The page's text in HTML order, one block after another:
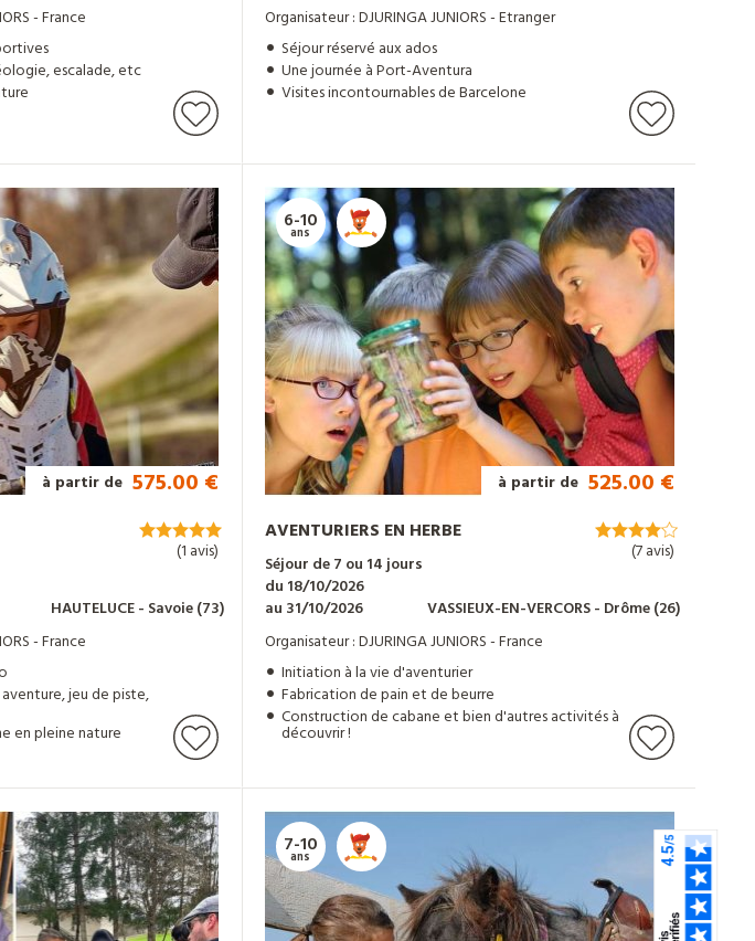
- France
escalade, etc
Organisateur : DJURINGA JUNIORS - Etranger
Séjour réservé aux ados
Une journée à Port-Aventura
Visites incontournables de Barcelone
à partir de 575.00 €
HAUTELUCE- Savoie(73)
- France
jeu de piste,
en pleine nature
(1 avis)
6-10
ans
à partir de 525.00 €
AVENTURIERS EN HERBE
Séjour de 7 ou 14 jours
du 18/10/2026
au 31/10/2026
VASSIEUX-EN-VERCORS- Drôme(26)
Organisateur : DJURINGA JUNIORS - France
Initiation à la vie d'aventurier
Fabrication de pain et de beurre
Construction de cabane et bien d'autres activités à
découvrir !
(7 avis)
7-10
ans